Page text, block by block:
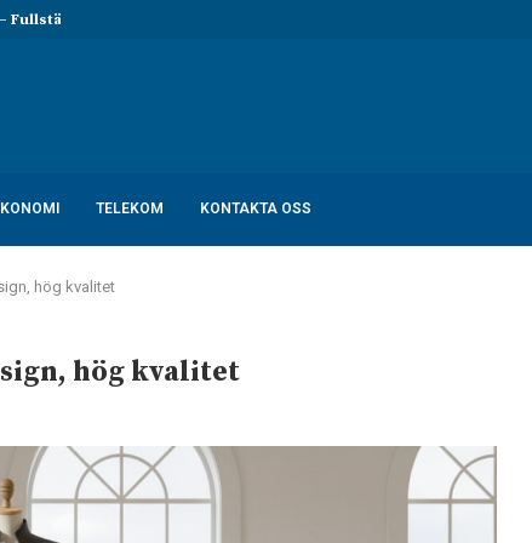
Fullständig lista och...
TELEKOM KONTAKTA OSS
hög kvalitet
hög kvalitet